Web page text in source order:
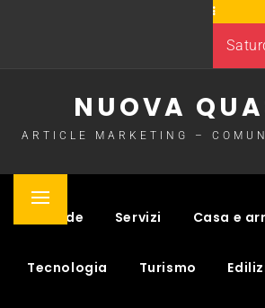
NUOVA
ARTICLE MARKETING –
Primary
Aziende Servizi Casa e
Tecnologia Turismo